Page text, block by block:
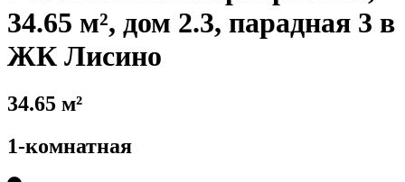
34.65 м², дом 2.3, парадная 3 в
ЖК Лисино
34.65 м²
1-комнатная